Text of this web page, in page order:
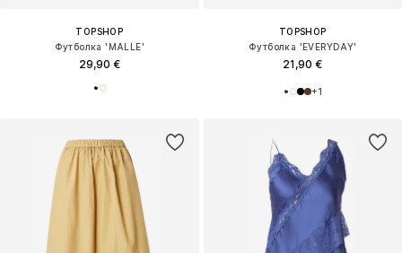
TOPSHOP
Футболка 'MALLE'
29,90 €
TOPSHOP
Футболка 'EVERYDAY'
21,90 €
+1